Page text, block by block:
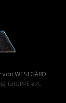
von WESTGÅRD
GRUPPE e.K.